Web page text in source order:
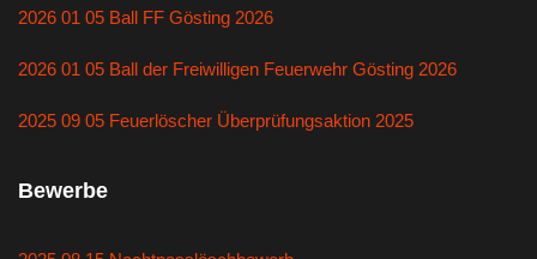
2026 01 05 Ball FF Gösting 2026
2026 01 05 Ball der Freiwilligen Feuerwehr Gösting 2026
2025 09 05 Feuerlöscher Überprüfungsaktion 2025
Bewerbe